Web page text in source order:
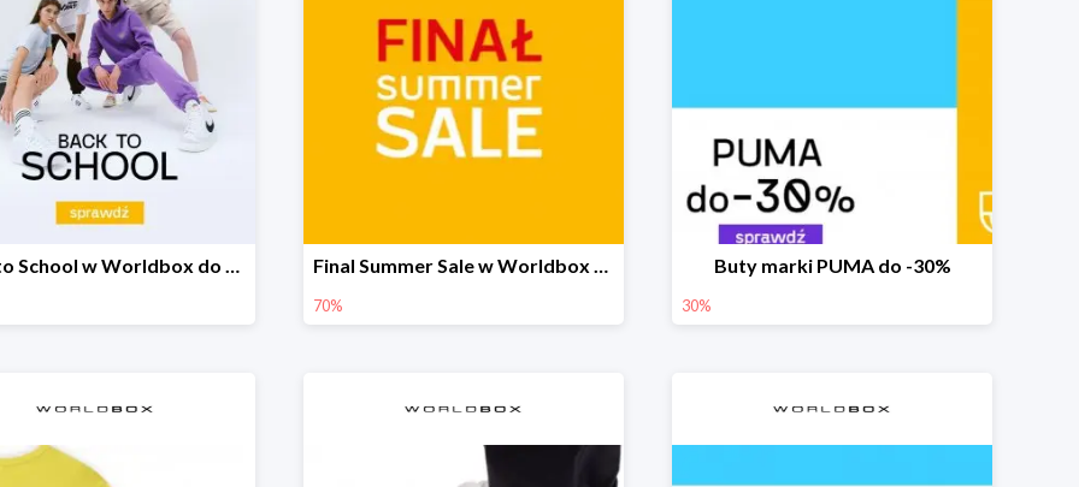
Back to School w Worldbox do -40% Final Summer Sale w Worldbox do -70%
70%
Buty marki PUMA do -30%
30%